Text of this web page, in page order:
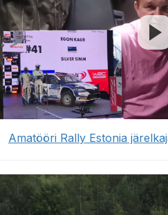
Amatööri Rally Estonia